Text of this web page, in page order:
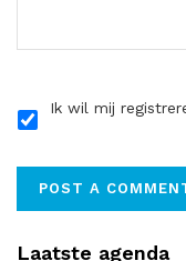
Ik wil mij
Laatste agenda